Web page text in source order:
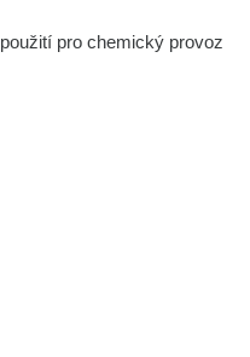
použití pro chemický provoz